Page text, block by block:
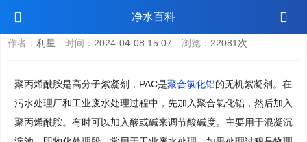
净水百科
聚合氯化铝pac在酸性水质中絮凝效果不好
作者： 利星 时间： 2024-04-08 15:07 浏览： 22081次
聚丙烯酰胺是高分子絮凝剂，PAC是聚合氯化铝的无机絮凝剂。在
污水处理厂和工业废水处理过程中，先加入聚合氯化铝，然后加入
聚丙烯酰胺。有时可以加入酸或碱来调节酸碱度。主要用于混凝沉